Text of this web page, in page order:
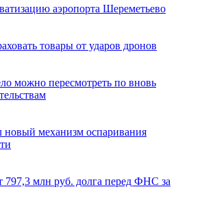
аэропорта Шереметьево
товары от ударов дронов
можно пересмотреть по вновь
новый механизм оспаривания
797,3 млн руб. долга перед ФНС за